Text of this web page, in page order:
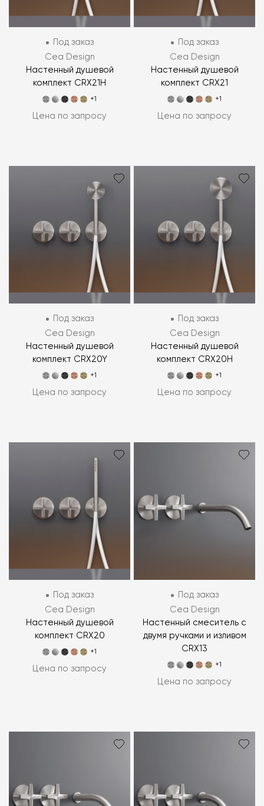
Под заказ
Cea Design
Настенный душевой
комплект CRX21H
+1
Цена по запросу
Под заказ
Cea Design
Настенный душевой
комплект CRX21
+1
Цена по запросу
Под заказ
Cea Design
Настенный душевой
комплект CRX20Y
+1
Цена по запросу
Под заказ
Cea Design
Настенный душевой
комплект CRX20H
+1
Цена по запросу
Под заказ
Cea Design
Настенный душевой
комплект CRX20
+1
Цена по запросу
Под заказ
Cea Design
Настенный смеситель с
двумя ручками и изливом
CRX13
+1
Цена по запросу